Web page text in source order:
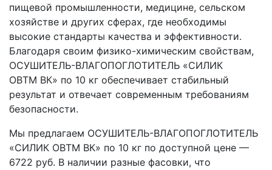
пищевой промышленности, медицине, сельском
хозяйстве и других сферах, где необходимы
высокие стандарты качества и эффективности.
Благодаря своим физико-химическим свойствам,
ОСУШИТЕЛЬ-ВЛАГОПОГЛОТИТЕЛЬ «СИЛИК
ОВТМ ВК» по 10 кг обеспечивает стабильный
результат и отвечает современным требованиям
безопасности.
Мы предлагаем ОСУШИТЕЛЬ-ВЛАГОПОГЛОТИТЕЛЬ
«СИЛИК ОВТМ ВК» по 10 кг по доступной цене —
6722 руб. В наличии разные фасовки, что